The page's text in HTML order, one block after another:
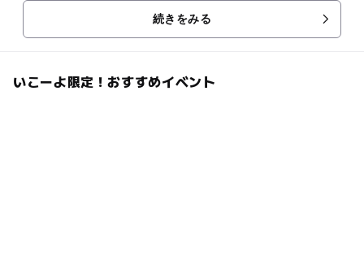
続きをみる
いこーよ限定！おすすめイベント